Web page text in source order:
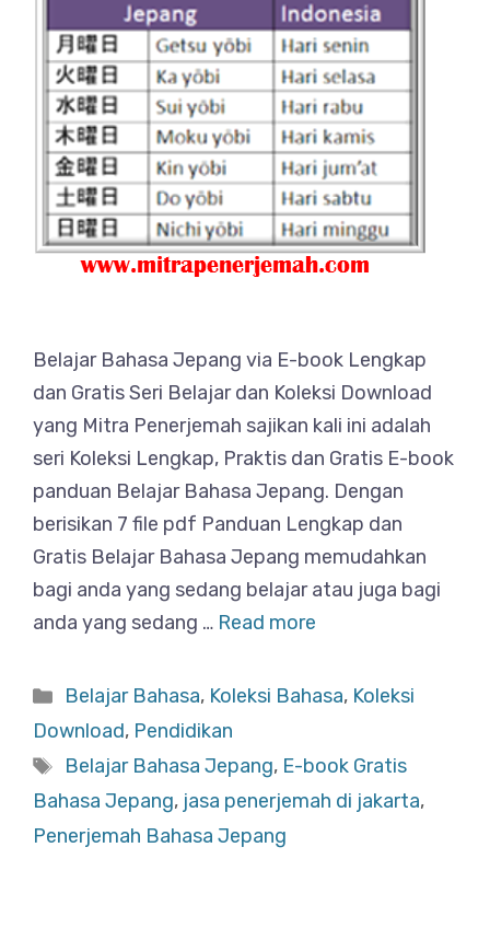
Belajar Bahasa Jepang via E-book Lengkap
dan Gratis Seri Belajar dan Koleksi Download
yang Mitra Penerjemah sajikan kali ini adalah
seri Koleksi Lengkap, Praktis dan Gratis E-book
panduan Belajar Bahasa Jepang. Dengan
berisikan 7 file pdf Panduan Lengkap dan
Gratis Belajar Bahasa Jepang memudahkan
bagi anda yang sedang belajar atau juga bagi
anda yang sedang … Read more
Categories
Belajar Bahasa, Koleksi Bahasa, Koleksi
Download, Pendidikan
Tags
Belajar Bahasa Jepang, E-book Gratis
Bahasa Jepang, jasa penerjemah di jakarta,
Penerjemah Bahasa Jepang